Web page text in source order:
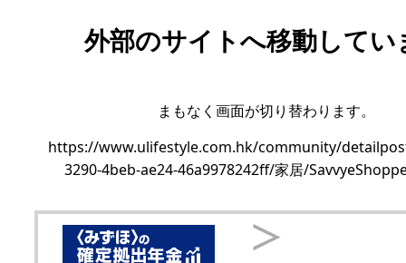
外部のサイトへ移動してい
まもなく画面が切り替わります。
https://www.ulifestyle.com.hk/community/
3290-4beb-ae24-46a9978242ff/家居/